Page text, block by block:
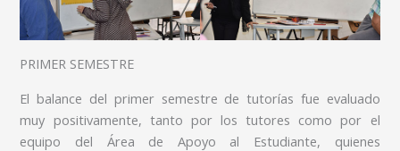
PRIMER SEMESTRE
El balance del primer semestre de tutorías fue evaluado
muy positivamente, tanto por los tutores como por el
equipo del Área de Apoyo al Estudiante, quienes